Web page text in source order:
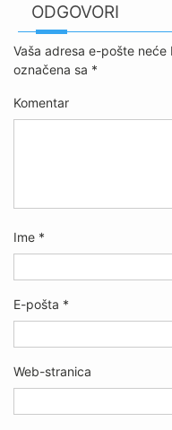
ODGOVORI
Vaša adresa e-pošte neće
označena sa *
Komentar
Ime *
E-pošta *
Web-stranica